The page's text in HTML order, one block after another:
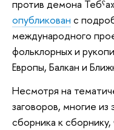
против демона
опубликован с
международного
фольклорных и
Европы, Балкан и
Несмотря на
заговоров, многие из
сборника к